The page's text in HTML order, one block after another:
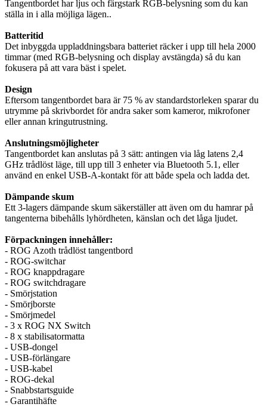
Tangentbordet har ljus och färgstark RGB-belysning som du kan
ställa in i alla möjliga lägen..
Batteritid
Det inbyggda uppladdningsbara batteriet räcker i upp till hela 2000
timmar (med RGB-belysning och display avstängda) så du kan
fokusera på att vara bäst i spelet.
Design
Eftersom tangentbordet bara är 75 % av standardstorleken sparar du
utrymme på skrivbordet för andra saker som kameror, mikrofoner
eller annan kringutrustning.
Anslutningsmöjligheter
Tangentbordet kan anslutas på 3 sätt: antingen via låg latens 2,4
GHz trådlöst läge, till upp till 3 enheter via Bluetooth 5.1, eller
använd en enkel USB-A-kontakt för att både spela och ladda det.
Dämpande skum
Ett 3-lagers dämpande skum säkerställer att även om du hamrar på
tangenterna bibehålls lyhördheten, känslan och det låga ljudet.
Förpackningen innehåller:
- ROG Azoth trådlöst tangentbord
- ROG-switchar
- ROG knappdragare
- ROG switchdragare
- Smörjstation
- Smörjborste
- Smörjmedel
- 3 x ROG NX Switch
- 8 x stabilisatormatta
- USB-dongel
- USB-förlängare
- USB-kabel
- ROG-dekal
- Snabbstartsguide
- Garantihäfte